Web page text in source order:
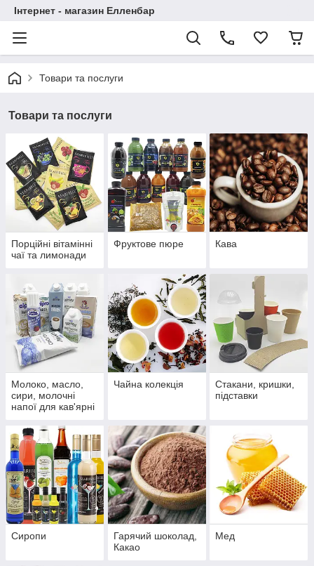
Інтернет - магазин Елленбар
Товари та послуги
Товари та послуги
Порційні вітамінні
чаї та лимонади
Фруктове пюре Кава
Молоко, масло,
сири, молочні
напої для кав'ярні
Чайна колекція
Стакани, кришки,
підставки
Сиропи
Гарячий шоколад,
Какао
Мед